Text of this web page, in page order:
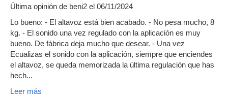
Última opinión de beni2 el 06/11/2024
Lo bueno: - El altavoz está bien acabado. - No pesa mucho, 8
kg. - El sonido una vez regulado con la aplicación es muy
bueno. De fábrica deja mucho que desear. - Una vez
Ecualizas el sonido con la aplicación, siempre que enciendes
el altavoz, se queda memorizada la última regulación que has
hech...
Leer más